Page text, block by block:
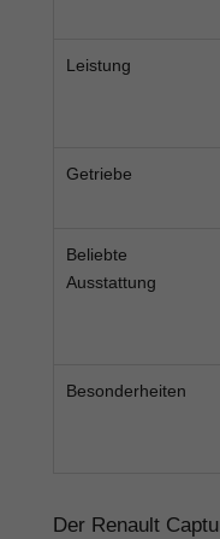
Leistung
Getriebe
Beliebte
Ausstattung
Besonderheiten
Der Renault